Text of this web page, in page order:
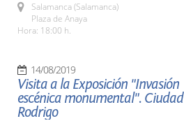
Salamanca (Salamanca)
Plaza de Anaya
Hora: 18:00 h.
14/08/2019
Visita a la Exposición "Invasión
escénica monumental". Ciudad
Rodrigo